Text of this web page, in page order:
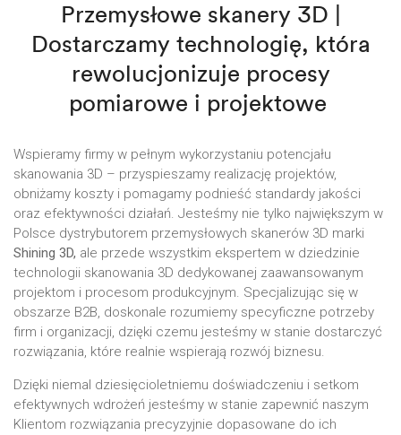
Przemysłowe skanery 3D |
Dostarczamy technologię, która
rewolucjonizuje procesy
pomiarowe i projektowe ​
Wspieramy firmy w pełnym wykorzystaniu potencjału
skanowania 3D – przyspieszamy realizację projektów,
obniżamy koszty i pomagamy podnieść standardy jakości
oraz efektywności działań. Jesteśmy nie tylko największym w
Polsce dystrybutorem przemysłowych skanerów 3D marki
Shining 3D, ale przede wszystkim ekspertem w dziedzinie
technologii skanowania 3D dedykowanej zaawansowanym
projektom i procesom produkcyjnym. Specjalizując się w
obszarze B2B, doskonale rozumiemy specyficzne potrzeby
firm i organizacji, dzięki czemu jesteśmy w stanie dostarczyć
rozwiązania, które realnie wspierają rozwój biznesu.
Dzięki niemal dziesięcioletniemu doświadczeniu i setkom
efektywnych wdrożeń jesteśmy w stanie zapewnić naszym
Klientom rozwiązania precyzyjnie dopasowane do ich